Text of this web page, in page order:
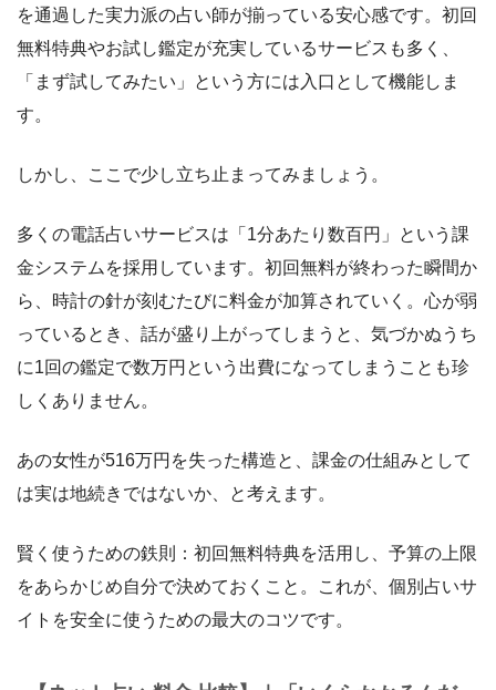
を通過した実力派の占い師が揃っている安心感です。初回
無料特典やお試し鑑定が充実しているサービスも多く、
「まず試してみたい」という方には入口として機能しま
す。
しかし、ここで少し立ち止まってみましょう。
多くの電話占いサービスは「1分あたり数百円」という課
金システムを採用しています。初回無料が終わった瞬間か
ら、時計の針が刻むたびに料金が加算されていく。心が弱
っているとき、話が盛り上がってしまうと、気づかぬうち
に1回の鑑定で数万円という出費になってしまうことも珍
しくありません。
あの女性が516万円を失った構造と、課金の仕組みとして
は実は地続きではないか、と考えます。
賢く使うための鉄則：初回無料特典を活用し、予算の上限
をあらかじめ自分で決めておくこと。これが、個別占いサ
イトを安全に使うための最大のコツです。